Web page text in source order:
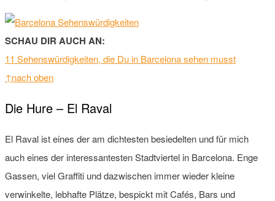
SCHAU DIR AUCH AN:
11 Sehenswürdigkeiten, die Du in Barcelona sehen musst
↑nach oben
Die Hure – El Raval
El Raval ist eines der am dichtesten besiedelten und für mich
auch eines der interessantesten Stadtviertel in Barcelona. Enge
Gassen, viel Graffiti und dazwischen immer wieder kleine
verwinkelte, lebhafte Plätze, bespickt mit Cafés, Bars und